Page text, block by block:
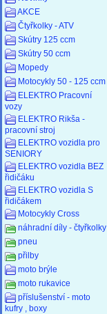
AKCE
Čtyřkolky - ATV
Skútry 125 ccm
Skútry 50 ccm
Mopedy
Motocykly 50 - 125 ccm
ELEKTRO Pracovní
vozy
ELEKTRO Rikša -
pracovní stroj
ELEKTRO vozidla pro
SENIORY
ELEKTRO vozidla BEZ
řidičáku
ELEKTRO vozidla S
řidičákem
Motocykly Cross
náhradní díly - čtyřkolky
pneu
přilby
moto brýle
moto rukavice
příslušenství - moto
kufry , boxy